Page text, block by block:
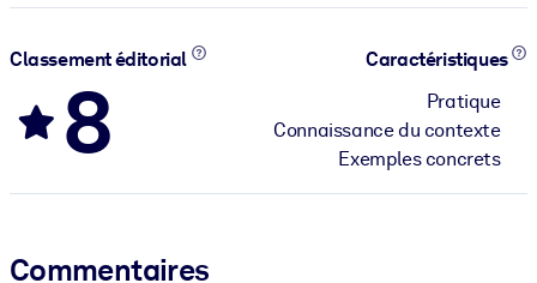
Classement éditorial
8
Caractéristiques
Pratique
Connaissance du contexte
Exemples concrets
Commentaires